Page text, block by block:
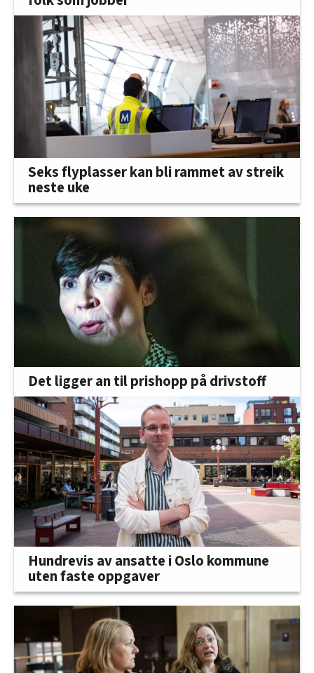
Seks flyplasser kan bli rammet av streik
neste uke
Det ligger an til prishopp på drivstoff
Hundrevis av ansatte i Oslo kommune
uten faste oppgaver